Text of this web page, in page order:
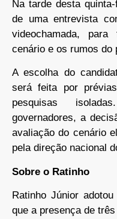
Na tarde desta
de uma entrevista
videochamada,
cenário e os rumos do
A escolha do
será feita por
pesquisas
governadores, a
avaliação do cenário
pela direção nacional
Sobre o Ratinho
Ratinho Júnior
que a presença de